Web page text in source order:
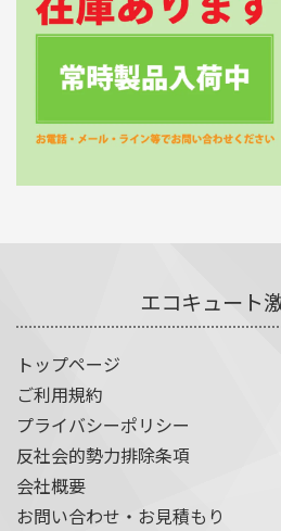
エコキュート
トップページ
ご利用規約
プライバシーポリシー
反社会的勢力排除条項
会社概要
お問い合わせ・お見積もり